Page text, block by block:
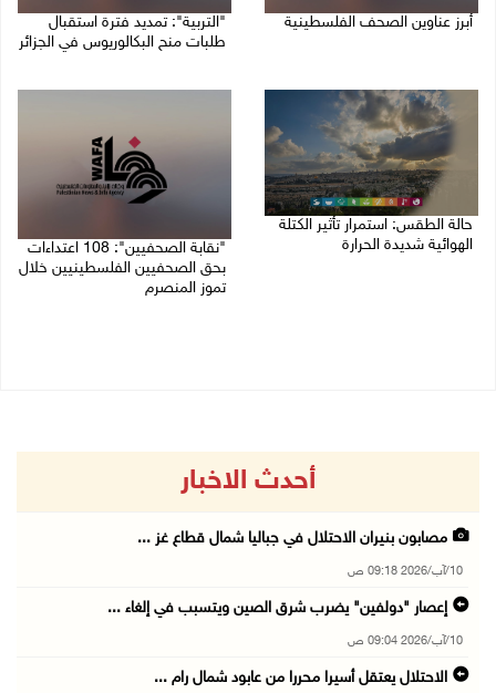
أبرز عناوين الصحف الفلسطينية
"التربية": تمديد فترة استقبال
طلبات منح البكالوريوس في الجزائر
حالة الطقس: استمرار تأثير الكتلة
الهوائية شديدة الحرارة
"نقابة الصحفيين": 108 اعتداءات
بحق الصحفيين الفلسطينيين خلال
تموز المنصرم
أحدث الاخبار
مصابون بنيران الاحتلال في جباليا شمال قطاع غز ...
10/آب/2026 09:18 ص
إعصار "دولفين" يضرب شرق الصين ويتسبب في إلغاء ...
10/آب/2026 09:04 ص
الاحتلال يعتقل أسيرا محررا من عابود شمال رام ...